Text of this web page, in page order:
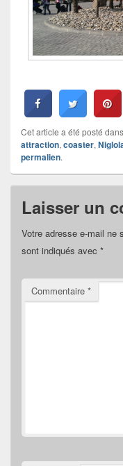
Cet article a été posté dans
attraction, coaster,
permalien.
Laisser un
Votre adresse e-mail ne
sont indiqués avec *
Commentaire *